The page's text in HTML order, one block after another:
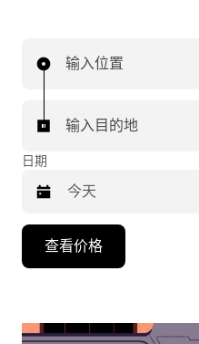
输入位置
输入目的地
日期
向
头
查看价格